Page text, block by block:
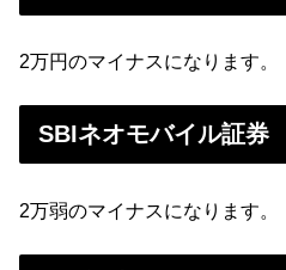
2万円のマイナスになります。
SBIネオモバイル証券
2万弱のマイナスになります。